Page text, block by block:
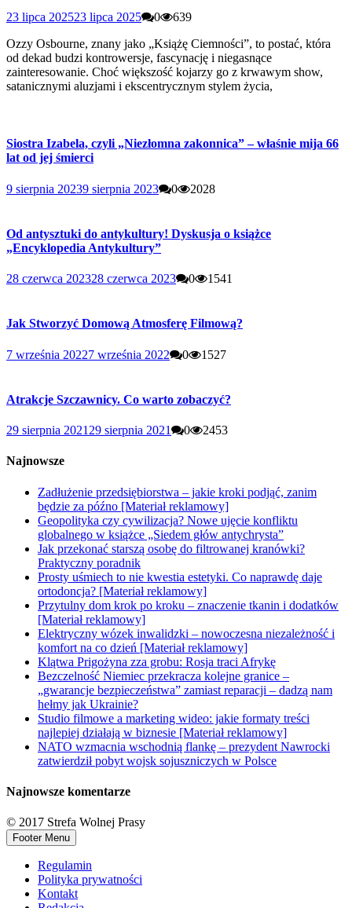
23 lipca 202523 lipca 2025 0
639
Ozzy Osbourne, znany jako „Książę Ciemności”, to postać, która
od dekad budzi kontrowersje, fascynację i niegasnące
zainteresowanie. Choć większość kojarzy go z krwawym show,
satanicznymi aluzjami i ekscentrycznym stylem życia,
Siostra Izabela, czyli „Niezłomna zakonnica” – właśnie mija 66
lat od jej śmierci
9 sierpnia 20239 sierpnia 2023 0 2028
Od antysztuki do antykultury! Dyskusja o książce
„Encyklopedia Antykultury”
28 czerwca 202328 czerwca 2023 0 1541
Jak Stworzyć Domową Atmosferę Filmową?
7 września 20227 września 2022 0 1527
Atrakcje Szczawnicy. Co warto zobaczyć?
29 sierpnia 2021 29 sierpnia 2021 0 2453
Najnowsze
Zadłużenie przedsiębiorstwa – jakie kroki podjąć, zanim
będzie za późno [Materiał reklamowy]
Geopolityka czy cywilizacja? Nowe ujęcie konfliktu
globalnego w książce „Siedem głów antychrysta”
Jak przekonać starszą osobę do filtrowanej kranówki?
Praktyczny poradnik
Prosty uśmiech to nie kwestia estetyki. Co naprawdę daje
ortodoncja? [Materiał reklamowy]
Przytulny dom krok po kroku – znaczenie tkanin i dodatków
[Materiał reklamowy]
Elektryczny wózek inwalidzki – nowoczesna niezależność i
komfort na co dzień [Materiał reklamowy]
Klątwa Prigożyna zza grobu: Rosja traci Afrykę
Bezczelność Niemiec przekracza kolejne granice –
„gwarancje bezpieczeństwa” zamiast reparacji – dadzą nam
hełmy jak Ukrainie?
Studio filmowe a marketing wideo: jakie formaty treści
najlepiej działają w biznesie [Materiał reklamowy]
NATO wzmacnia wschodnią flankę – prezydent Nawrocki
zatwierdził pobyt wojsk sojuszniczych w Polsce
Najnowsze komentarze
© 2017 Strefa Wolnej Prasy
Footer Menu
Regulamin
Polityka prywatności
Kontakt